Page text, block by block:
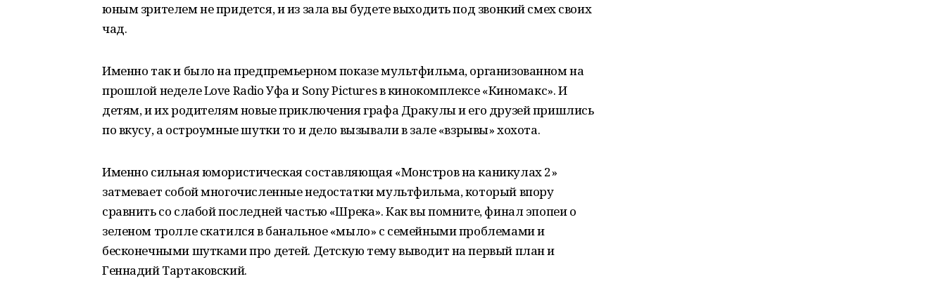
юным зрителем не придется, и из зала вы будете выходить под звонкий смех своих
чад.
Именно так и было на предпремьерном показе мультфильма, организованном на
прошлой неделе Love Radio Уфа и Sony Pictures в кинокомплексе «Киномакс». И
детям, и их родителям новые приключения графа Дракулы и его друзей пришлись
по вкусу, а остроумные шутки то и дело вызывали в зале «взрывы» хохота.
Именно сильная юмористическая составляющая «Монстров на каникулах 2»
затмевает собой многочисленные недостатки мультфильма, который впору
сравнить со слабой последней частью «Шрека». Как вы помните, финал эпопеи о
зеленом тролле скатился в банальное «мыло» с семейными проблемами и
бесконечными шутками про детей. Детскую тему выводит на первый план и
Геннадий Тартаковский.